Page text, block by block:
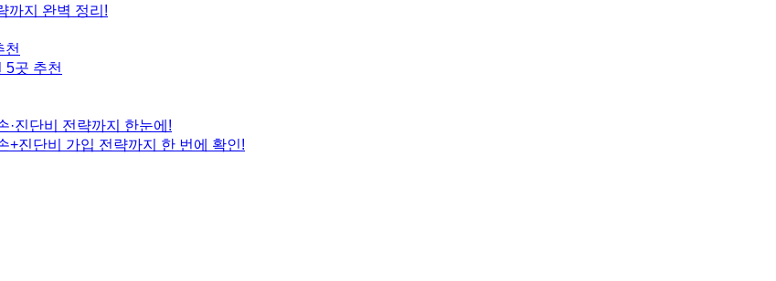
까지 완벽 정리!
천
5곳 추천
·진단비 전략까지 한눈에!
+진단비 가입 전략까지 한 번에 확인!